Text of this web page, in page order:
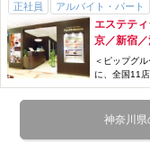
正社員 アルバイト・パート
ブランクOK
ノルマなし
賞与・ボーナスあり
歩合・
スタッフ割引・特典あり
完全週休二日制
長期休暇あ
エステテ
京／新宿
テサロン
有休付与
90％以上｜
＜ピップグ
に、全国11
を取り入れ
神奈川県